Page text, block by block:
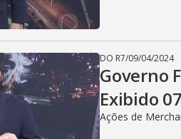
i
dDO R7/09/04/2024
Governo
Exibido
Ações de